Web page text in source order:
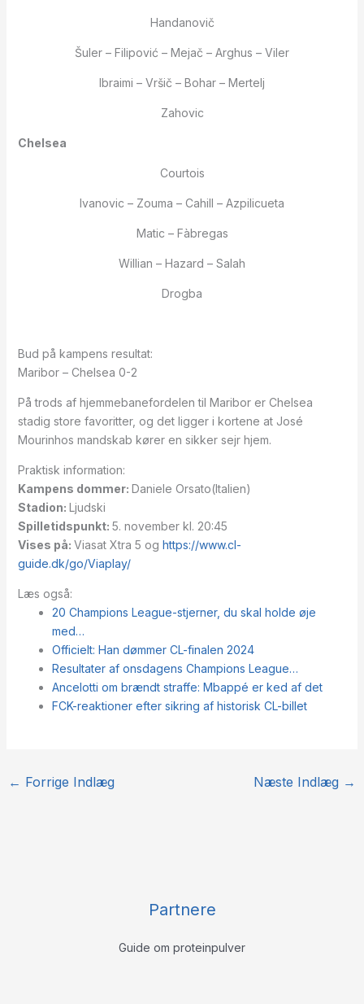
Handanovič
Šuler – Filipović – Mejač – Arghus – Viler
Ibraimi – Vršič – Bohar – Mertelj
Zahovic
Chelsea
Courtois
Ivanovic – Zouma – Cahill – Azpilicueta
Matic – Fàbregas
Willian – Hazard – Salah
Drogba
Bud på kampens resultat:
Maribor – Chelsea 0-2
På trods af hjemmebanefordelen til Maribor er Chelsea
stadig store favoritter, og det ligger i kortene at José
Mourinhos mandskab kører en sikker sejr hjem.
Praktisk information:
Kampens dommer: Daniele Orsato(Italien)
Stadion: Ljudski
Spilletidspunkt: 5. november kl. 20:45
Vises på: Viasat Xtra 5 og https://www.cl-
guide.dk/go/Viaplay/
Læs også:
20 Champions League-stjerner, du skal holde øje
med…
Officielt: Han dømmer CL-finalen 2024
Resultater af onsdagens Champions League…
Ancelotti om brændt straffe: Mbappé er ked af det
FCK-reaktioner efter sikring af historisk CL-billet
← Forrige Indlæg Næste Indlæg →
Partnere
Guide om proteinpulver